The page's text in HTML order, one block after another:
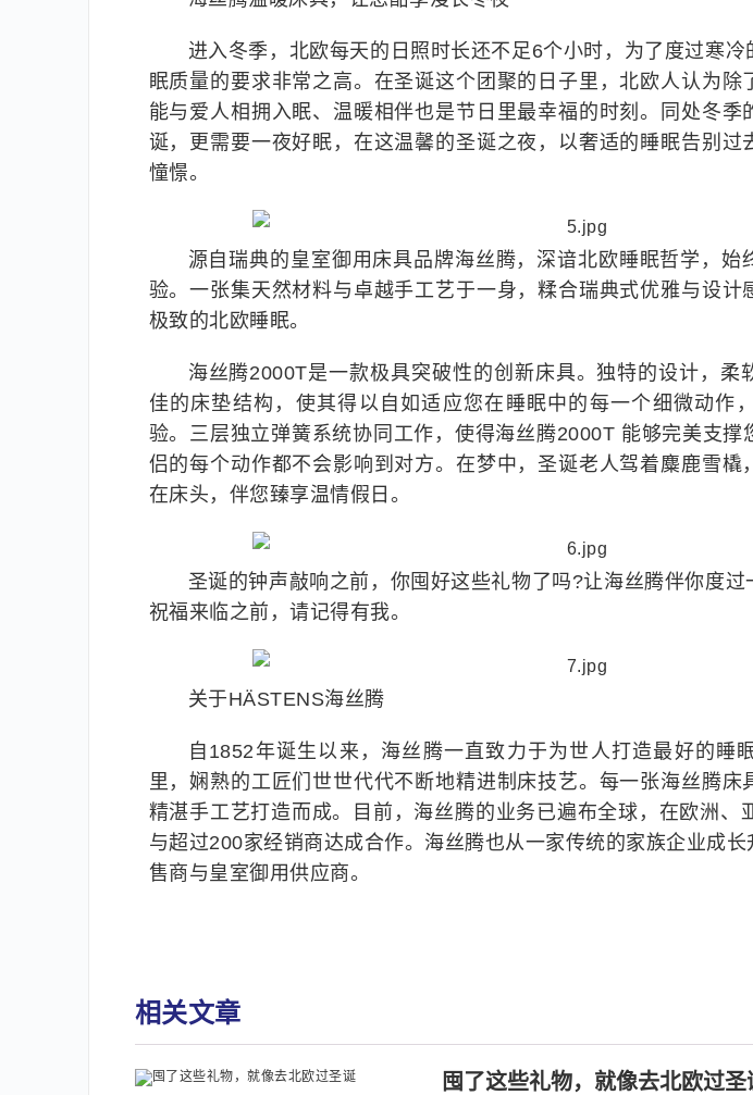
进入冬季，北欧每天的日照时长还不足6个小时，为了度过寒
眠质量的要求非常之高。在圣诞这个团聚的日子里，北欧人认为除
能与爱人相拥入眠、温暖相伴也是节日里最幸福的时刻。同处冬季
诞，更需要一夜好眠，在这温馨的圣诞之夜，以奢适的睡眠告别过
憧憬。
源自瑞典的皇室御用床具品牌海丝腾，深谙北欧睡眠哲学，始
验。一张集天然材料与卓越手工艺于一身，糅合瑞典式优雅与设计
极致的北欧睡眠。
海丝腾2000T是一款极具突破性的创新床具。独特的设计，柔
佳的床垫结构，使其得以自如适应您在睡眠中的每一个细微动作
验。三层独立弹簧系统协同工作，使得海丝腾2000T 能够完美支撑
侣的每个动作都不会影响到对方。在梦中，圣诞老人驾着麋鹿雪橇
在床头，伴您臻享温情假日。
圣诞的钟声敲响之前，你囤好这些礼物了吗?让海丝腾伴你度
祝福来临之前，请记得有我。
关于HÄSTENS海丝腾
自1852年诞生以来，海丝腾一直致力于为世人打造最好的睡
里，娴熟的工匠们世世代代不断地精进制床技艺。每一张海丝腾床
精湛手工艺打造而成。目前，海丝腾的业务已遍布全球，在欧洲、
与超过200家经销商达成合作。海丝腾也从一家传统的家族企业成
售商与皇室御用供应商。
相关文章
囤了这些礼物，就像去北欧过圣